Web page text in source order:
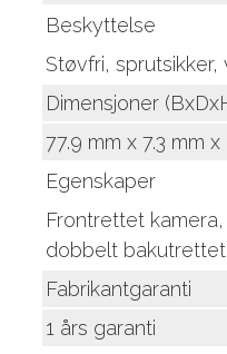
Beskyttelse
Støvfri, sprutsikker,
Dimensjoner
77.9 mm x 7.3 mm x
Egenskaper
Frontrettet
dobbelt
Fabrikantgaranti
1 års garanti